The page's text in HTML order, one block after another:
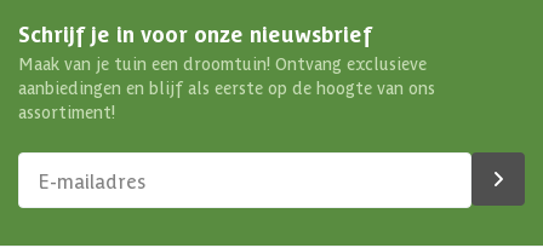
Schrijf je in voor onze nieuwsbrief
Maak van je tuin een droomtuin! Ontvang exclusieve
aanbiedingen en blijf als eerste op de hoogte van ons
assortiment!